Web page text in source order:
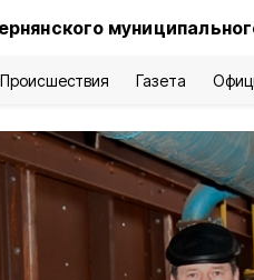
Происшествия Газета